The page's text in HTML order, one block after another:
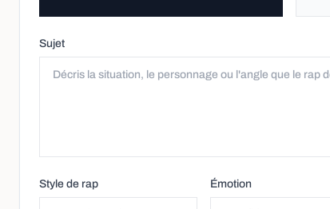
Sujet
Style de rap Émotion